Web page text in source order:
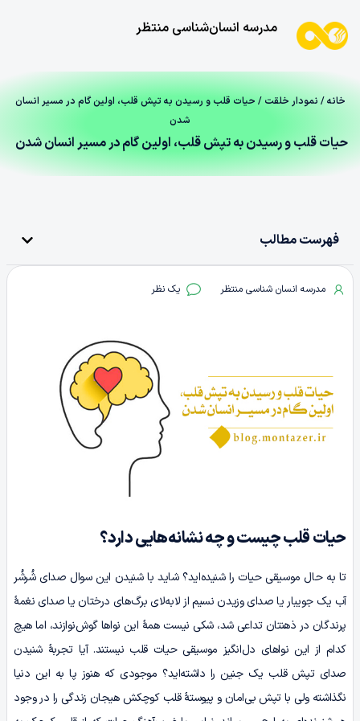
مدرسه انسان‌شناسی منتظر
خانه/ نمودار خلقت / حیات قلب و رسیدن به تپش قلب، اولین گام در مسیر انسان
شدن
حیات قلب و رسیدن به تپش قلب، اولین گام در مسیر انسان شدن
فهرست مطالب
مدرسه انسان شناسی منتظر یک نظر
حیات قلب چیست و چه نشانه‌هایی دارد؟
تا به حال موسیقی حیات را شنیده‌اید؟ شاید با شنیدن این سوال صدای شُرشُر
آب یک جویبار یا صدای وزیدن نسیم از لابه‌لای برگ‌های درختان یا صدای نغمۀ
پرندگان در ذهنتان تداعی شد، شکی نیست همۀ این نواها گوش‌نوازند، اما هیچ
کدام از این نواهای دل‌انگیز موسیقی حیات قلب نیستند. آیا تجربۀ شنیدن
صدای تپش قلب یک جنین را داشته‌اید؟ موجودی که هنوز پا به این دنیا
نگذاشته ولی با تپش بی‌امان و پیوستۀ قلب کوچکش هیجان زندگی را در وجود